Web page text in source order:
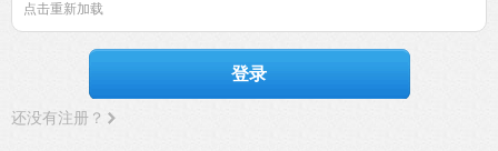
点击重新加载
登录
还没有注册？